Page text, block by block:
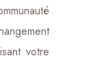
votre